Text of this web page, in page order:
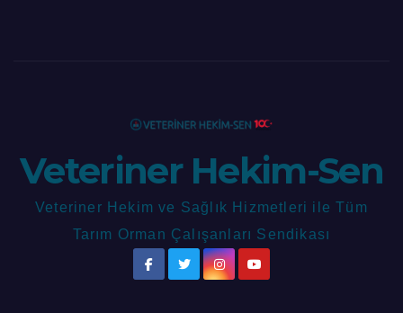
Veteriner Hekim-Sen
Veteriner Hekim ve Sağlık Hizmetleri ile Tüm
Tarım Orman Çalışanları Sendikası